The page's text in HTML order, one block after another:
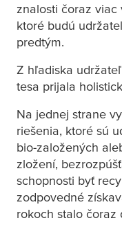
znalosti čoraz viac
ktoré budú
predtým.
Z hľadiska
tesa prijala
Na jednej strane
riešenia, ktoré sú
bio-založených
zložení,
schopnosti byť
zodpovedné
rokoch stalo čoraz